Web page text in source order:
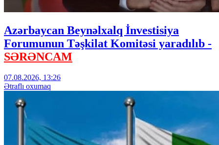
Azərbaycan Beynəlxalq İnvestisiya
Forumunun Təşkilat Komitəsi yaradılıb -
SƏRƏNCAM
07.08.2026, 13:26
Ətraflı oxumaq